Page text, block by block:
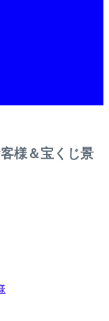
様＆宝くじ景